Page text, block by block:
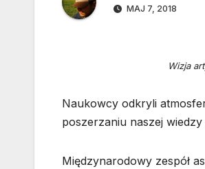
MAJ 7, 2018
Wizja
Naukowcy odkryli
poszerzaniu naszej
Międzynarodowy zespół